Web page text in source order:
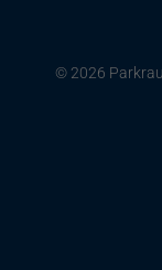
© 2026